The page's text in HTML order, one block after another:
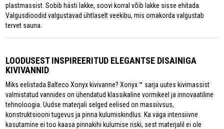
plastmassist. Sobib hästi lakke, soovi korral võib lakke sisse ehitada.
Valgusdioodid valgustavad ühtlaselt veekibu, mis omakorda valgustab
tervet sauna.
LOODUSEST INSPIREERITUD ELEGANTSE DISAINIGA
KIVIVANNID
Miks eelistada Balteco Xonyx kivivanne? Xonyx ™ sarja uutes kivimassist
valmistatud vannides on ühendatud klassikaline vormikeel ja innovaatiline
tehnoloogia. Uudse materjali selged eelised on massiivsus,
konstruktsiooni tugevus ja pinna kulumiskindlus. Ka väga intensiivne
kasutamine ei too kaasa pinnakihi kulumise riski, sest materjalil ei ole